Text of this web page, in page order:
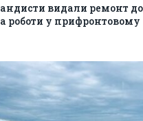
видали ремонт
роботи у прифронтовому